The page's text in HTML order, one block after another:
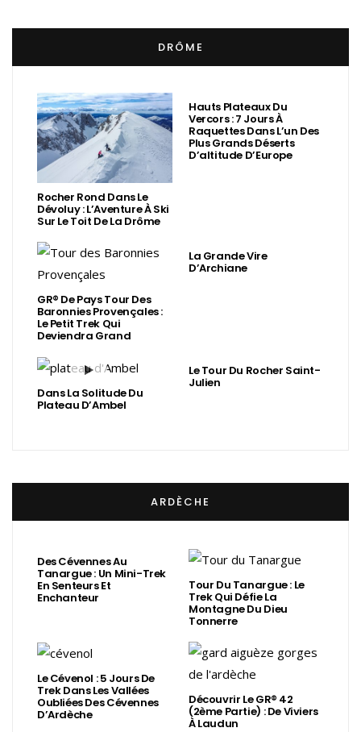
DRÔME
Rocher Rond Dans Le
Dévoluy : L’Aventure À Ski
Sur Le Toit De La Drôme
Hauts Plateaux Du
Vercors : 7 Jours À
Raquettes Dans L’un Des
Plus Grands Déserts
D’altitude D’Europe
GR® De Pays Tour Des
Baronnies Provençales :
Le Petit Trek Qui
Deviendra Grand
La Grande Vire
D’Archiane
Dans La Solitude Du
Plateau D’Ambel
Le Tour Du Rocher Saint-
Julien
ARDÈCHE
Des Cévennes Au
Tanargue : Un Mini-Trek
En Senteurs Et
Enchanteur
Tour Du Tanargue : Le
Trek Qui Défie La
Montagne Du Dieu
Tonnerre
Le Cévenol : 5 Jours De
Trek Dans Les Vallées
Oubliées Des Cévennes
D’Ardèche
Découvrir Le GR® 42
(2ème Partie) : De Viviers
À Laudun